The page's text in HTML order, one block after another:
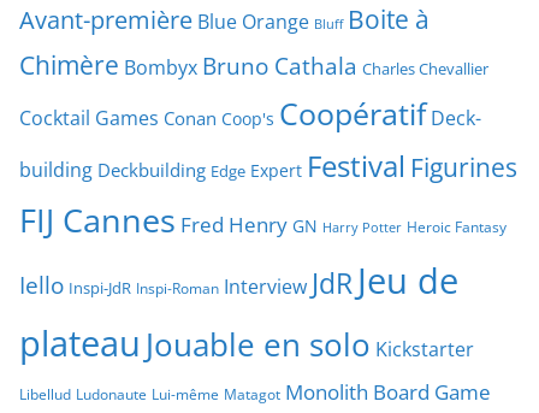
Avant-première Blue Orange Bluff Boite à
Chimère Bombyx Bruno Cathala Charles Chevallier
Cocktail Games Conan Coop's Coopératif Deck-
building Deckbuilding Edge Expert Festival Figurines
FIJ Cannes Fred Henry GN Harry Potter Heroic Fantasy
Iello Inspi-JdR Inspi-Roman Interview JdRJeu de
plateau Jouable en solo Kickstarter
Libellud Ludonaute Lui-même Matagot Monolith Board Game